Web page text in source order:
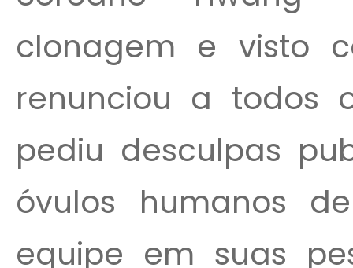
clonagem e visto
renunciou a todos
pediu desculpas
óvulos humanos
equipe em suas